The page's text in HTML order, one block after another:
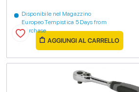
Disponibile nel Magazzino
Europeo Tempistica 5 Days from
purchase
AGGIUNGI AL CARRELLO